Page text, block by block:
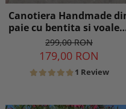
Canotiera Handmade
paie cu bentita si
cu Stele Rosii
299,00 RON
179,00 RON
1 Review